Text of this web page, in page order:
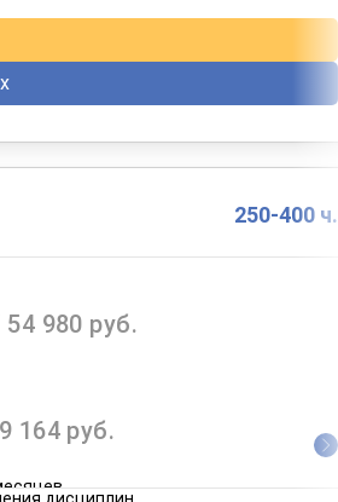
250-400 ч.
980 руб.
164 руб.